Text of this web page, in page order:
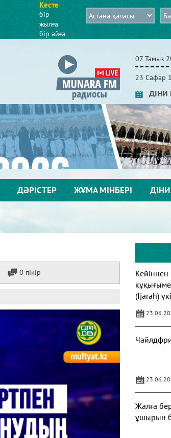
Кесте
бір
жылға
бір айға
07 Тамыз
23 Сафар
ДІНИ
ДӘРІСТЕР ЖҰМА МІНБЕРІ
0 пікір
Кейіннен
(Ijarah)
Чайлдфри
Жалға
ұшырын